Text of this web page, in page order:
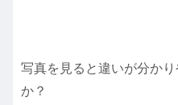
写真を見ると違いが分か
か？